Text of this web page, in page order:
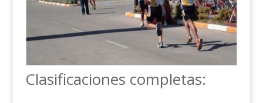
Clasificaciones completas: